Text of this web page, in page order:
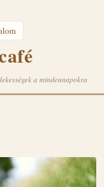
a mindennapokra